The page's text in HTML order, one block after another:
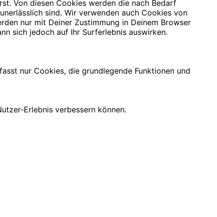
Von diesen Cookies werden die nach Bedarf
sind. Wir verwenden auch Cookies von
nur mit Deiner Zustimmung in Deinem Browser
sich jedoch auf Ihr Surferlebnis auswirken.
nur Cookies, die grundlegende Funktionen und
Erlebnis verbessern können.